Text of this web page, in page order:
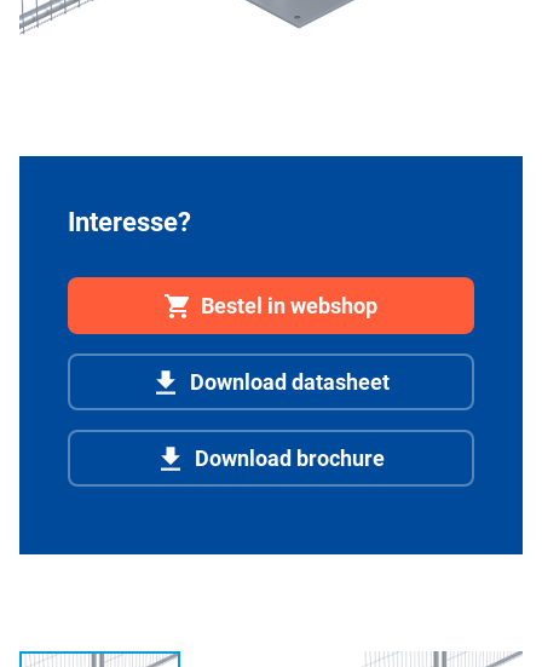
Interesse?
Bestel in webshop
Download datasheet
Download brochure